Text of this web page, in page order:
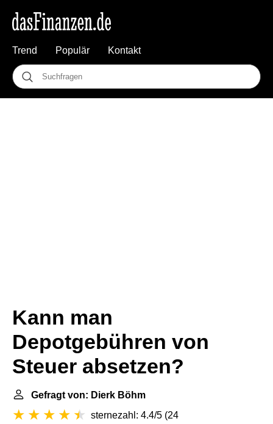
Trend Populär Kontakt
Kann man
Depotgebühren von
Steuer absetzen?
Gefragt von: Dierk Böhm
sternezahl: 4.4/5 (24